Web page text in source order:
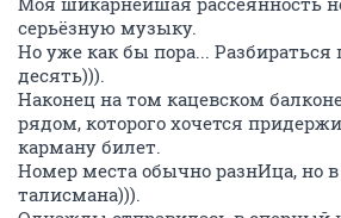
серьёзную музыку.
Но уже как бы пора... Разбираться
десять))).
Наконец на том кацевском
рядом, которого хочется
карману билет.
Номер места обычно разнИца, но
талисмана))).